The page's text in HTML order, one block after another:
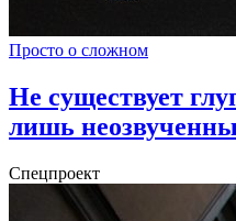
Просто о сложном
Не существует
лишь
Спецпроект